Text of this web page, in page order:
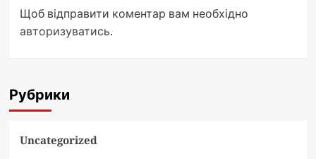
Щоб відправити коментар вам необхідно
авторизуватись.
Рубрики
Uncategorized